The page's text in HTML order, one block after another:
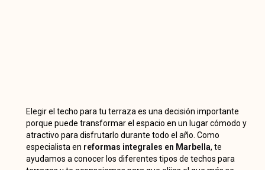
Elegir el techo para tu terraza es una decisión importante
porque puede transformar el espacio en un lugar cómodo y
atractivo para disfrutarlo durante todo el año. Como
especialista en reformas integrales en Marbella, te
ayudamos a conocer los diferentes tipos de techos para